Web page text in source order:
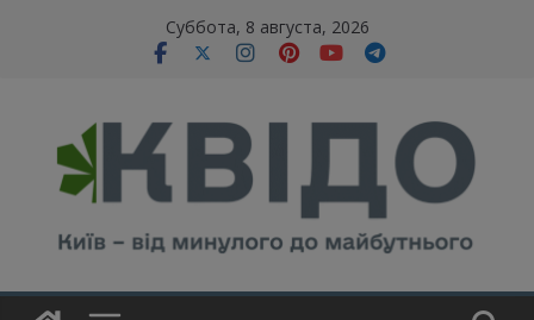
Суббота, 8 августа, 2026
modal-check